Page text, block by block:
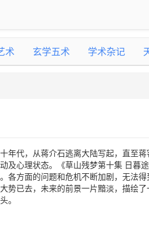
术 玄学五术 学术杂记
年代，从蒋介石逃离大陆写起，直至
及心理状态。《草山残梦第十集 日暮
各方面的问题和危机不断加剧，无法
势已去，未来的前景一片黯淡，描绘
。